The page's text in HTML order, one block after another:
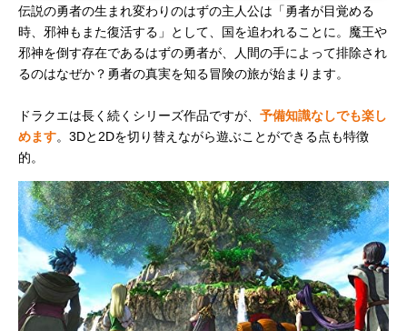
伝説の勇者の生まれ変わりのはずの主人公は「勇者が目覚める
時、邪神もまた復活する」として、国を追われることに。魔王や
邪神を倒す存在であるはずの勇者が、人間の手によって排除され
るのはなぜか？勇者の真実を知る冒険の旅が始まります。
ドラクエは長く続くシリーズ作品ですが、 予備知識なしでも楽し
めます。3Dと2Dを切り替えながら遊ぶことができる点も特徴
的。